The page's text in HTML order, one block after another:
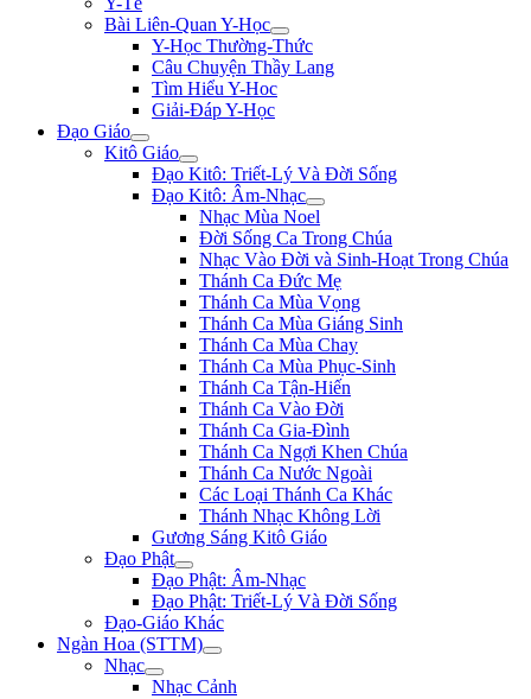
Bài Liên-Quan Y-Học
Y-Học Thường-Thức
Câu Chuyện Thầy Lang
Tìm Hiểu Y-Hoc
Giải-Đáp Y-Học
Đạo Giáo
Kitô Giáo
Đạo Kitô: Triết-Lý Và Đời Sống
Đạo Kitô: Âm-Nhạc
Nhạc Mùa Noel
Đời Sống Ca Trong Chúa
Nhạc Vào Đời và Sinh-Hoạt Trong Chúa
Thánh Ca Đức Mẹ
Thánh Ca Mùa Vọng
Thánh Ca Mùa Giáng Sinh
Thánh Ca Mùa Chay
Thánh Ca Mùa Phục-Sinh
Thánh Ca Tận-Hiến
Thánh Ca Vào Đời
Thánh Ca Gia-Đình
Thánh Ca Ngợi Khen Chúa
Thánh Ca Nước Ngoài
Các Loại Thánh Ca Khác
Thánh Nhạc Không Lời
Gương Sáng Kitô Giáo
Đạo Phật
Đạo Phật: Âm-Nhạc
Đạo Phật: Triết-Lý Và Đời Sống
Đạo-Giáo Khác
Ngàn Hoa (STTM)
Nhạc
Nhạc Cảnh